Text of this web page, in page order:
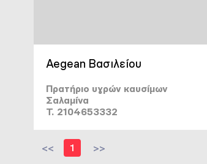
Aegean Βασιλείου
Πρατήριο υγρών καυσίμων
Σαλαμίνα
T. 2104653332
<< 1 >>